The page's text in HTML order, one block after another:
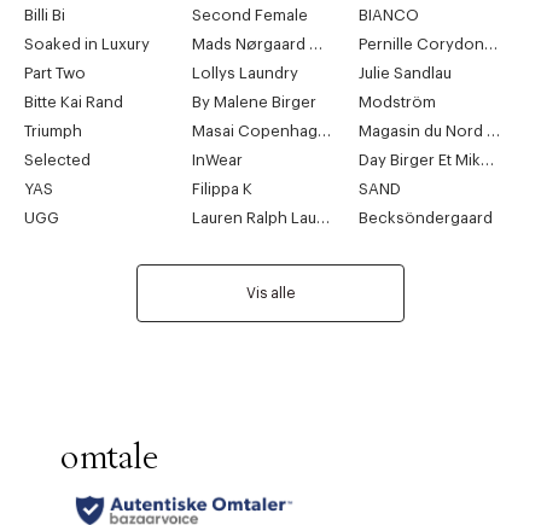
Billi Bi
Second Female
BIANCO
Soaked in Luxury
Mads Nørgaard Copenhagen
Pernille Corydon Jewellery
Part Two
Lollys Laundry
Julie Sandlau
Bitte Kai Rand
By Malene Birger
Modström
Triumph
Masai Copenhagen
Magasin du Nord Collection
Selected
InWear
Day Birger Et Mikkelsen
YAS
Filippa K
SAND
UGG
Lauren Ralph Lauren Becksöndergaard
Vis alle